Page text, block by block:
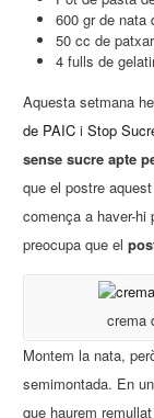
600 gr de nata
50 cc de
4 fulls de
Aquesta setmana
de PAIC iStop
sense sucre apte
que el postre
comença a haver-hi
preocupa que el
crema
Montem la nata,
semimontada. En
que haurem